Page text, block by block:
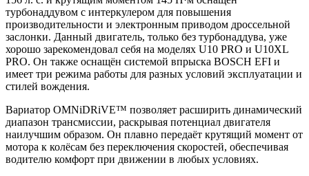
турбонаддувом c интеркулером для повышения
производительности и электронным приводом дроссельной
заслонки. Данный двигатель, только без турбонаддува, уже
хорошо зарекомендовал себя на моделях U10 PRO и U10XL
PRO. Он также оснащён системой впрыска BOSCH EFI и
имеет три режима работы для разных условий эксплуатации и
стилей вождения.
Вариатор OMNiDRiVE™ позволяет расширить динамический
диапазон трансмиссии, раскрывая потенциал двигателя
наилучшим образом. Он плавно передаёт крутящий момент от
мотора к колёсам без переключения скоростей, обеспечивая
водителю комфорт при движении в любых условиях.